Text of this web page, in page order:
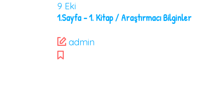
9 Eki
1.Sayfa – 1. Kitap / Araştırmacı Bilginler
admin